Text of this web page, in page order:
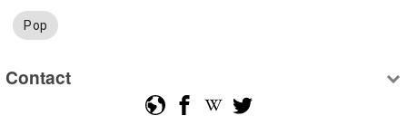
Pop
Contact